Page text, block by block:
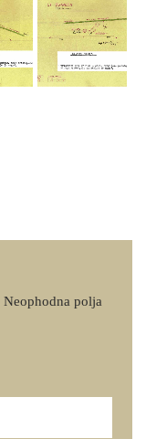
Neophodna polja